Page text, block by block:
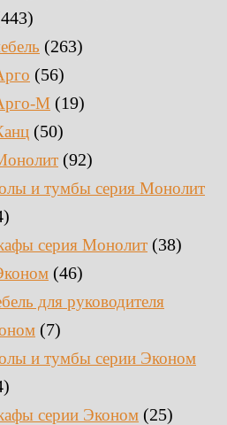
(263)
(56)
М (19)
(50)
(92)
и тумбы серия Монолит
серия Монолит (38)
(46)
для руководителя
(7)
и тумбы серии Эконом
серии Эконом (25)